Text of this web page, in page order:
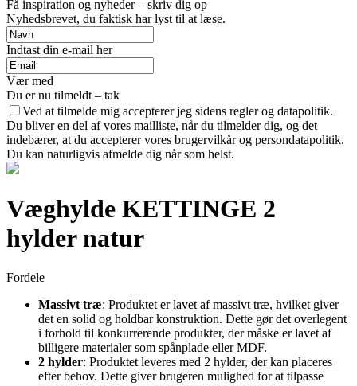
Få inspiration og nyheder – skriv dig op
Nyhedsbrevet, du faktisk har lyst til at læse.
Indtast din e-mail her
Vær med
Du er nu tilmeldt – tak
Ved at tilmelde mig accepterer jeg sidens regler og datapolitik.
Du bliver en del af vores mailliste, når du tilmelder dig, og det
indebærer, at du accepterer vores brugervilkår og persondatapolitik.
Du kan naturligvis afmelde dig når som helst.
Væghylde KETTINGE 2
hylder natur
Fordele
Massivt træ: Produktet er lavet af massivt træ, hvilket giver
det en solid og holdbar konstruktion. Dette gør det overlegent
i forhold til konkurrerende produkter, der måske er lavet af
billigere materialer som spånplade eller MDF.
2 hylder: Produktet leveres med 2 hylder, der kan placeres
efter behov. Dette giver brugeren mulighed for at tilpasse